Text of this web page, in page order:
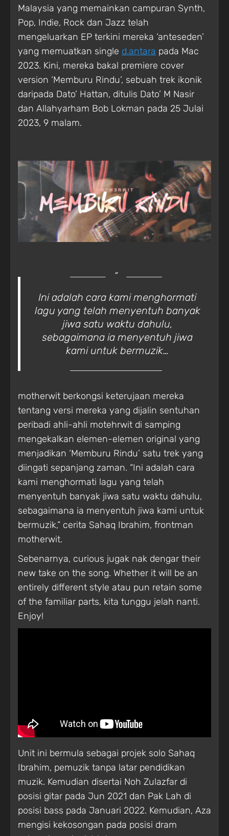
Malaysia yang memainkan campuran Synth,
Pop, Indie, Rock dan Jazz telah
mengeluarkan EP terkini mereka ‘anteseden’
yang memuatkan single d.antara pada Mac
2023. Kini, mereka bakal premiere cover
version ‘Memburu Rindu’, sebuah trek ikonik
daripada Dato’ Hattan, ditulis Dato’ M Nasir
dan Allahyarham Bob Lokman pada 25 Julai
2023, 9 malam.
Ini adalah cara kami menghormati
lagu yang telah menyentuh banyak
jiwa satu waktu dahulu,
sebagaimana ia menyentuh jiwa
kami untuk bermuzik…
motherwit berkongsi keterujaan mereka
tentang versi mereka yang dijalin sentuhan
peribadi ahli-ahli motehrwit di samping
mengekalkan elemen-elemen original yang
menjadikan ‘Memburu Rindu’ satu trek yang
diingati sepanjang zaman. “Ini adalah cara
kami menghormati lagu yang telah
menyentuh banyak jiwa satu waktu dahulu,
sebagaimana ia menyentuh jiwa kami untuk
bermuzik,” cerita Sahaq Ibrahim, frontman
motherwit.
Sebenarnya, curious jugak nak dengar their
new take on the song. Whether it will be an
entirely different style atau pun retain some
of the familiar parts, kita tunggu jelah nanti.
Enjoy!
Unit ini bermula sebagai projek solo Sahaq
Ibrahim, pemuzik tanpa latar pendidikan
muzik. Kemudian disertai Noh Zulazfar di
posisi gitar pada Jun 2021 dan Pak Lah di
posisi bass pada Januari 2022. Kemudian, Aza
mengisi kekosongan pada posisi dram